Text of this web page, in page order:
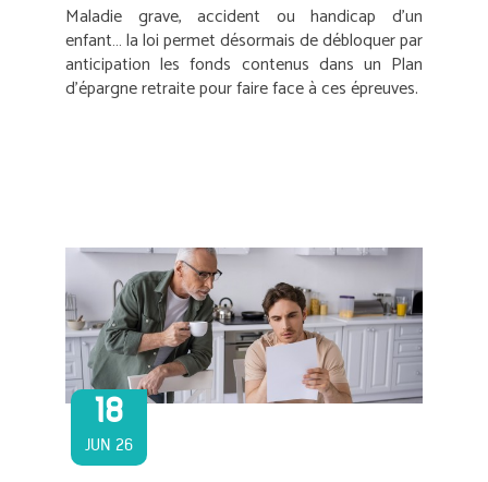
Maladie grave, accident ou handicap d’un
enfant… la loi permet désormais de débloquer par
anticipation les fonds contenus dans un Plan
d’épargne retraite pour faire face à ces épreuves.
18
JUN 26